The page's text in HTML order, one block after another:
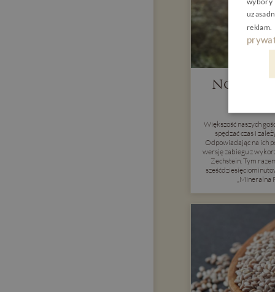
Nowość
Większość naszych
spędzać czas i
Odpowiadając na ich
wersję zabiegu z
Zechstein. Tym
„Mineralna
reklam